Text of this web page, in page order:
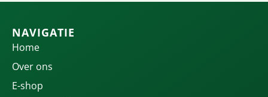
NAVIGATIE
Home
Over ons
E-shop